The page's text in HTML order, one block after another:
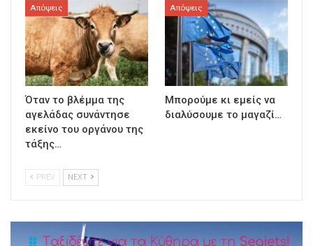
Απόψεις
Όταν το βλέμμα της
αγελάδας συνάντησε
εκείνο του οργάνου της
τάξης…
Απόψεις
Μπορούμε κι εμείς να
διαλύσουμε το μαγαζί…
PREV NEXT